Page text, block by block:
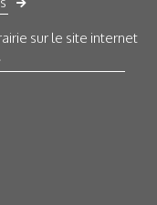
sur le site internet